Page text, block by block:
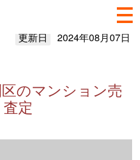
更新日 2024年08月07日
のマンション売
定